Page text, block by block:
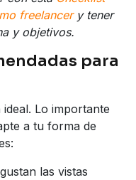
freelancery tener
y objetivos.
para
Lo importante
a tu forma de
las vistas